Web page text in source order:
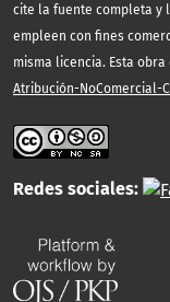
cite la fuente completa y
empleen con fines
misma licencia. Esta obra
Atribución-NoComercial-
Redes sociales: